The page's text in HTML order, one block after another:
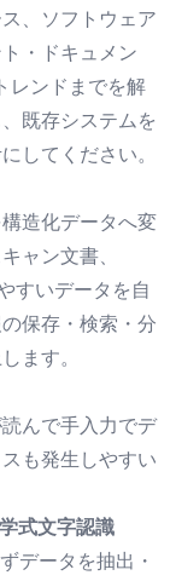
、ソフトウェア
・ドキュメン
レンドまでを解
既存システムを
してください。
造化データへ変
ャン文書、
すいデータを自
保存・検索・分
ます。
読んで手入力でデ
も発生しやすい
式文字認識
データを抽出・